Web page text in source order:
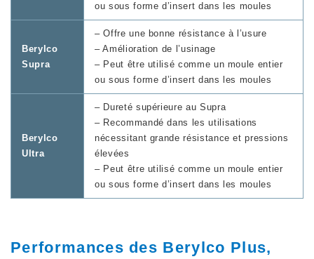
ou sous forme d’insert dans les moules
Berylco
Supra
– Offre une bonne résistance à l’usure
– Amélioration de l’usinage
– Peut être utilisé comme un moule entier
ou sous forme d’insert dans les moules
Berylco
Ultra
– Dureté supérieure au Supra
– Recommandé dans les utilisations
nécessitant grande résistance et pressions
élevées
– Peut être utilisé comme un moule entier
ou sous forme d’insert dans les moules
Performances des Berylco Plus,